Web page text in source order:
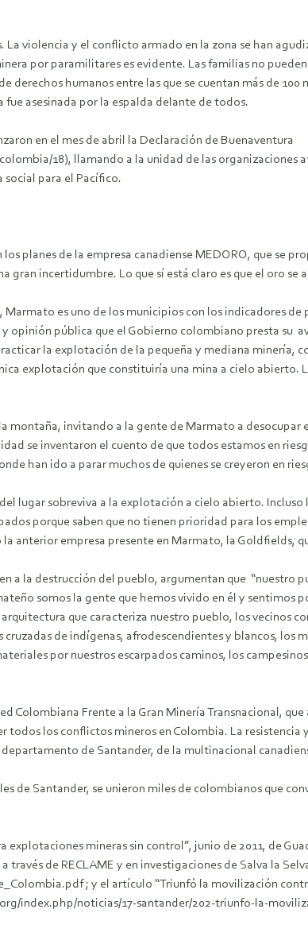
violencia y el conflicto armado en la zona se han
por paramilitares es evidente. Las familias no
derechos humanos entre las que se cuentan más de
asesinada por la espalda delante de todos.
en el mes de abril la Declaración de Buenaventura
18), llamando a la unidad de las organizaciones
para el Pacífico.
planes de la empresa canadiense MEDORO, que se
incertidumbre. Lo que sí está claro es que el oro se
es uno de los municipios con los indicadores
opinión pública que el Gobierno colombiano presta su
la explotación de la pequeña y mediana minería,
explotación que constituiría una mina a cielo abierto.
montaña, invitando a la gente de Marmato a desocupar
se inventaron el cuento de que todos estamos en
han ido a parar muchos de quienes se creyeron en
lugar sobreviva a la explotación a cielo abierto. Incluso
porque saben que no tienen prioridad para los
anterior empresa presente en Marmato, la Goldfields,
a la destrucción del pueblo, argumentan que “nuestro
somos la gente que hemos vivido en él y sentimos
que caracteriza nuestro pueblo, los vecinos
de indígenas, afrodescendientes y blancos, los
por nuestros escarpados caminos, los
Colombiana Frente a la Gran Minería Transnacional,
los conflictos mineros en Colombia. La resistencia
de Santander, de la multinacional
de Santander, se unieron miles de colombianos que
explotaciones mineras sin control”, junio de 2011, de
de RECLAME y en investigaciones de Salva la
; y el artículo “Triunfó la movilización
index.php/noticias/17-santander/202-triunfo-la-